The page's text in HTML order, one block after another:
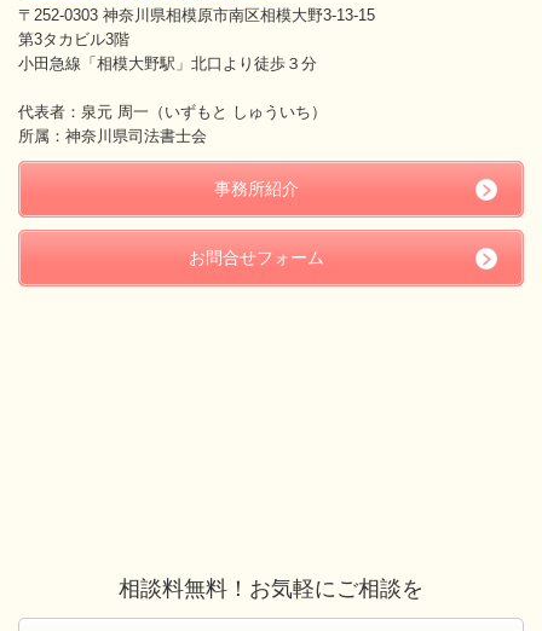
〒252-0303 神奈川県相模原市南区相模大野3-13-15
第3タカビル3階
小田急線「相模大野駅」北口より徒歩３分
代表者：泉元 周一（いずもと しゅういち）
所属：神奈川県司法書士会
事務所紹介
お問合せフォーム
相談料無料！お気軽にご相談を